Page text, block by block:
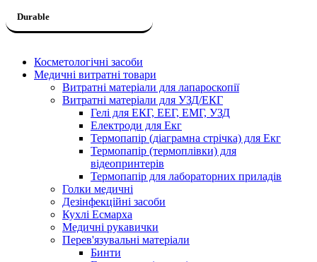
Durable
Косметологічні засоби
Медичні витратні товари
Витратні матеріали для лапароскопії
Витратні матеріали для УЗД/ЕКГ
Гелі для ЕКГ, ЕЕГ, ЕМГ, УЗД
Електроди для Екг
Термопапір (діаграмна стрічка) для Екг
Термопапір (термоплівки) для
відеопринтерів
Термопапір для лабораторних приладів
Голки медичні
Дезінфекційні засоби
Кухлі Есмарха
Медичні рукавички
Перев'язувальні матеріали
Бинти